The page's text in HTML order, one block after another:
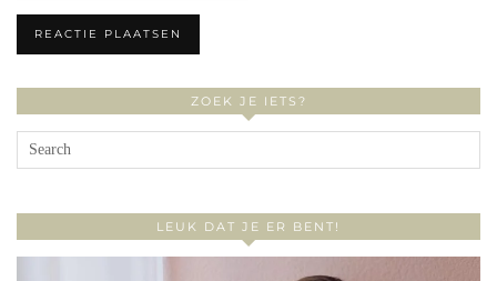
ZOEK JE IETS?
LEUK DAT JE ER BENT!